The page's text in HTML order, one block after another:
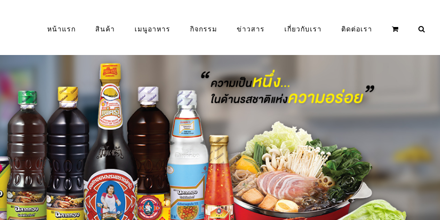
หน้าแรก สินค้า เมนูอาหาร กิจกรรม ข่าวสาร เกี่ยวกับเรา ติดต่อเรา